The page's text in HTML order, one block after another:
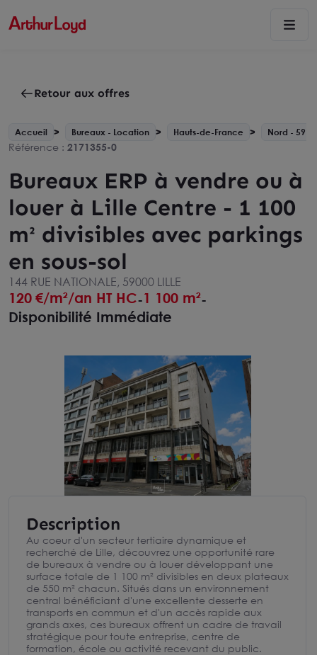
Retour aux offres
Accueil Bureaux - Location Hauts-de-France Nord - 59
Référence : 2171355-0
Bureaux ERP à vendre ou à
louer à Lille Centre - 1 100
m² divisibles avec parkings
en sous-sol
144 RUE NATIONALE, 59000 LILLE
120 €/m²/an HT HC-1 100 m²-
Disponibilité Immédiate
Description
Au coeur d'un secteur tertiaire dynamique et
recherché de Lille, découvrez une opportunité rare
de bureaux à vendre ou à louer développant une
surface totale de 1 100 m² divisibles en deux plateaux
de 550 m² chacun. Situés dans un environnement
central bénéficiant d'une excellente desserte en
transports en commun et d'un accès rapide aux
grands axes, ces bureaux offrent un cadre de travail
stratégique pour toute entreprise, centre de
formation, école ou activité recevant du public.